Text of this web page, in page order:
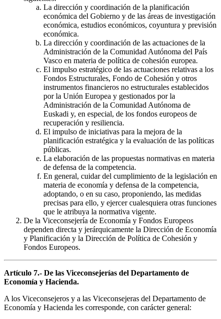
La dirección y coordinación de la planificación
económica del Gobierno y de las áreas de investigación
económica, estudios económicos, coyuntura y previsión
económica.
La dirección y coordinación de las actuaciones de la
Administración de la Comunidad Autónoma del País
Vasco en materia de política de cohesión europea.
El impulso estratégico de las actuaciones relativas a los
Fondos Estructurales, Fondo de Cohesión y otros
instrumentos financieros no estructurales establecidos
por la Unión Europea y gestionados por la
Administración de la Comunidad Autónoma de
Euskadi y, en especial, de los fondos europeos de
recuperación y resiliencia.
El impulso de iniciativas para la mejora de la
planificación estratégica y la evaluación de las políticas
públicas.
La elaboración de las propuestas normativas en materia
de defensa de la competencia.
En general, cuidar del cumplimiento de la legislación en
materia de economía y defensa de la competencia,
adoptando, o en su caso, proponiendo, las medidas
precisas para ello, y ejercer cualesquiera otras funciones
que le atribuya la normativa vigente.
De la Viceconsejería de Economía y Fondos Europeos
dependen directa y jerárquicamente la Dirección de Economía
y Planificación y la Dirección de Política de Cohesión y
Fondos Europeos.
Artículo 7.- De las Viceconsejerías del Departamento de
Economía y Hacienda.
A los Viceconsejeros y a las Viceconsejeras del Departamento de
Economía y Hacienda les corresponde, con carácter general: